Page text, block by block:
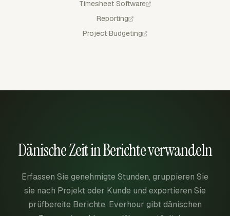
Timesheet Software
Reporting
Project Budgeting
Dänische Zeit in Berichte verwandeln
Erfassen Sie genehmigte Stunden, gruppieren Sie
sie nach Projekt oder Kunde und exportieren Sie
prüfbereite Berichte. Everhour gibt dänischen